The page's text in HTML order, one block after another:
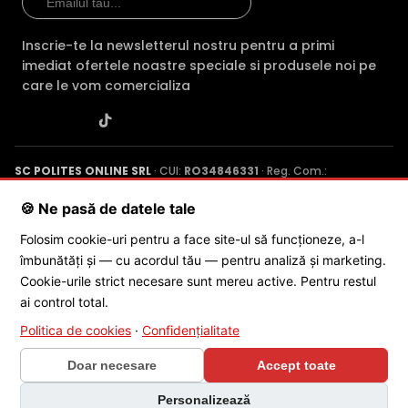
Comparatie detaliata:HikVision DS-2CE17H0T-IT3F3C vs
HikVision DS-2CE17H0T-IT3FS2 → ·HikVision DS-
2CE17H0T-IT3F3C vs HikVision DS-2CE17H0T-IT5F3C → ·
HikVision DS-2CE17H0T-IT3F3C vs HikVision DS-
Inscrie-te la newsletterul nostru pentru a primi
imediat ofertele noastre speciale si produsele noi pe
care le vom comercializa
SC POLITES ONLINE SRL · CUI: RO34846331 · Reg. Com.:
Poenaru, Nr. 1, Craiova, Jud. Dolj ·
© 2026 SC POLITES ONLINE SRL
🍪 Ne pasă de datele tale
Folosim cookie-uri pentru a face site-ul să funcționeze, a-l
îmbunătăți și — cu acordul tău — pentru analiză și marketing.
Cookie-urile strict necesare sunt mereu active. Pentru restul
ai control total.
Politica de cookies · Confidențialitate
Doar necesare
Personalizează
Accept toate